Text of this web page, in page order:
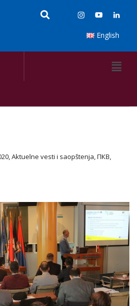
English
Aktuelne vesti i saopštenja, ПКВ,